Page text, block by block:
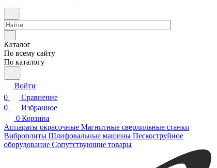
Каталог
По всему сайту
По каталогу
Войти
0
Сравнение
0
Избранное
0 Корзина
Аппараты окрасочные Магнитные сверлильные станки
Виброплиты Шлифовальные машины Пескоструйное
оборудование Сопутствующие товары